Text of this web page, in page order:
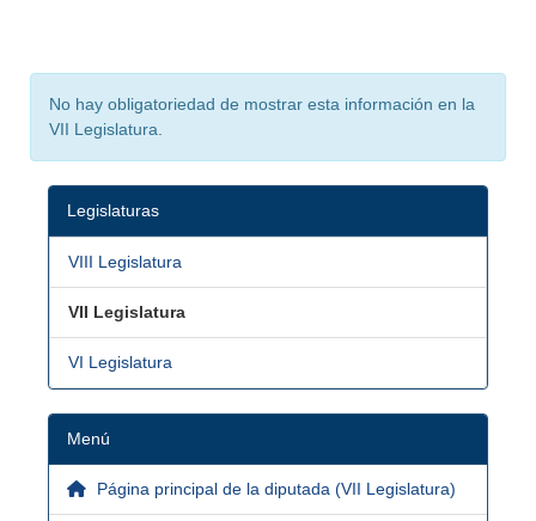
No hay obligatoriedad de mostrar esta información en la
VII Legislatura.
Legislaturas
VIII Legislatura
VII Legislatura
VI Legislatura
Menú
Página principal de la diputada (VII Legislatura)